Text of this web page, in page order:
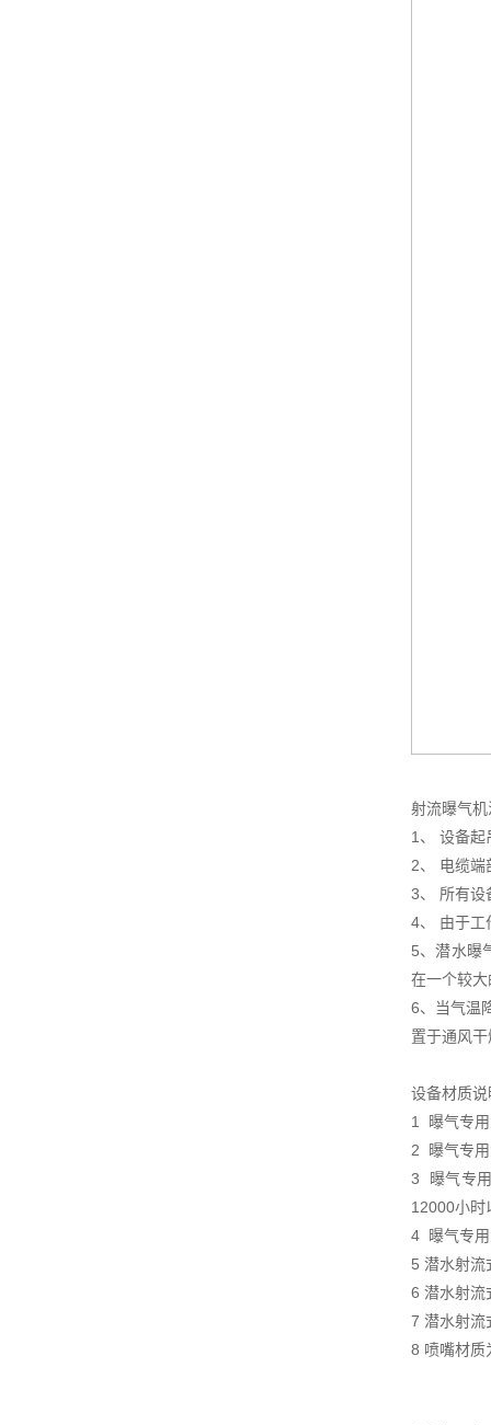
射流曝气
1、 设备起
2、 电缆端
3、 所有设
4、 由于工
5、潜水曝
在一个较
6、当气温
置于通风
设备材质说
1 曝气专
2 曝气专
3 曝气专
12000小时
4 曝气专用
5 潜水射流
6 潜水射流
7 潜水射流
8 喷嘴材质